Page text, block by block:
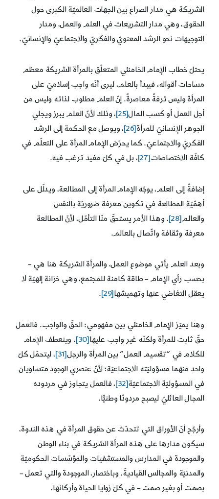
الشريكة هي مدار الصراع بين الجهات العالميّة الكبرى حول
الحقوق، وهي مدار التشريعات في العلم والعمل، ومدار
التوجيهات نحو الرشد المعنويّ والفكريّ والاجتماعيّ والإنسانيّ.
يحتلّ خطاب الإمام الخامنئي المتعلّق بالمرأة الشريكة معظم
مساحات أقواله، فيبدأ بالعلم، ليرى أنّه واجب إسلاميّ على
المرأة وليس ترفةً معاصرةً. إنّ العلم مطلوب لذاته وليس من
أجل العمل أو كسب المال[25]
، وذلك لأنّ العلم يبرز ويجلي
الجوهر الإنسانيّ للمرأة [26]
، ويوصل مع الحكمة إلى الرشد
الفكريّ والاجتماعيّ. كما يحرّض الإمام المرأة على التعلّم في
كافّة الاختصاصات [27] ، بل في كلّ مفيد ترغب فيه.
إضافةً إلى العلم، يوجّه الإمام المرأة إلى المطالعة، ويدلّل على
أهمّيّة المطالعة في تكوين معرفة ضروريّة بالنفس
والعالم[28]
. وهذا الأمر يستحقّ منّا التأمّل، لأنّ المطالعة
معرفة وثقافة واتّصال بالعالم.
وبعد العلم يأتي موضوع العمل، والمرأة الشريكة هنا هي –
بحسب رأي الإمام – طاقة كامنة للمجتمع، وهي خزانة إلهيّة لا
يعقل التغاضي عنها وتهميشها[29]
.
وهنا يميّز الإمام الخامنئي بين مفهومي: الحقّ والواجب. فالعمل
حقّ ثابت للمرأة ولكنّه غير واجب عليها[30]
. وينعطف الإمام
للكلام في “تقسيم العمل” بين المرأة والرجل[31]
، ليتحمّل كلّ
واحد منهما مسؤوليّته الاجتماعيّة؛ لأنّ عنصري الوجود متساويان
في المسؤوليّة الاجتماعيّة[32]
، فالعمل يتجاوز في مردوده
المجال العائليّ ليصبح مردودًا وطنيًّا.
وأرجّح أنّ الأوراق التي تتحدّث عن حقوق المرأة في هذه الندوة،
سيكون مدارها على هذه المرأة الشريكة في بناء الوطن
والموجودة في المدارس والمستشفيات والمؤسّسات الحكوميّة
والمدنيّة والمجالس القياديةّ. وباختصار، الموجودة والتي تعمل –
بصمت أو بغير صمت – في كلّ زوايا الحياة وأركانها.